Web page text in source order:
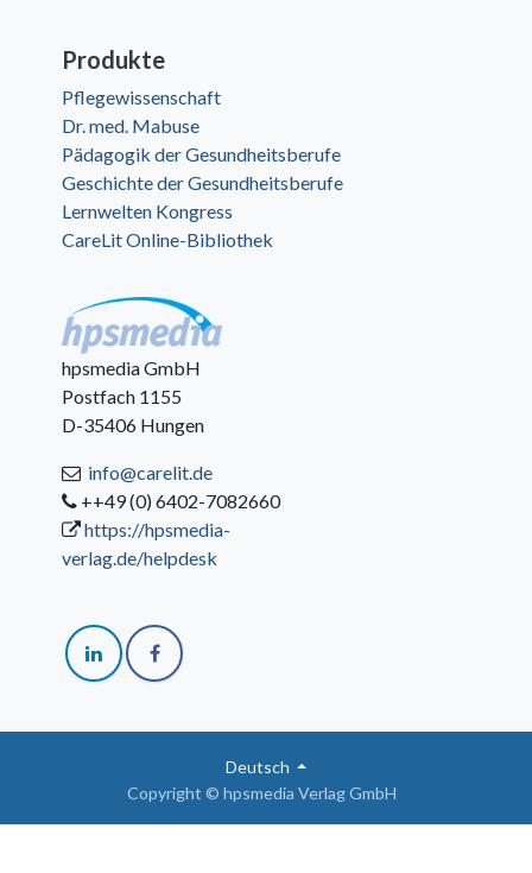
Produkte
Pflegewissenschaft
Dr. med. Mabuse
Pädagogik der Gesundheitsberufe
Geschichte der Gesundheitsberufe
Lernwelten Kongress
CareLit Online-Bibliothek
hpsmedia GmbH
Postfach 1155
D-35406 Hungen
info@carelit.de
++49 (0) 6402-7082660
https://hpsmedia-
verlag.de/helpdesk
Copyright © hpsmedia Verlag GmbH
Deutsch